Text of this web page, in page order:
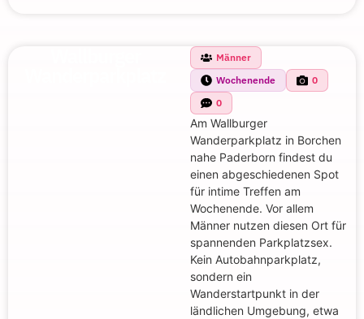
Männer
Wochenende
0
0
Am Wallburger
Wanderparkplatz in Borchen
nahe Paderborn findest du
einen abgeschiedenen Spot
für intime Treffen am
Wochenende. Vor allem
Männer nutzen diesen Ort für
spannenden Parkplatzsex.
Kein Autobahnparkplatz,
sondern ein
Wanderstartpunkt in der
ländlichen Umgebung, etwa